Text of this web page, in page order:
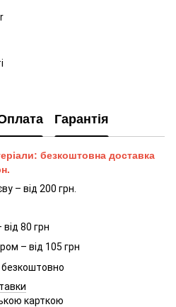
Гарантія
безкоштовна доставка
– від 200 грн.
від 80 грн
– від 105 грн
безкоштовно
карткою